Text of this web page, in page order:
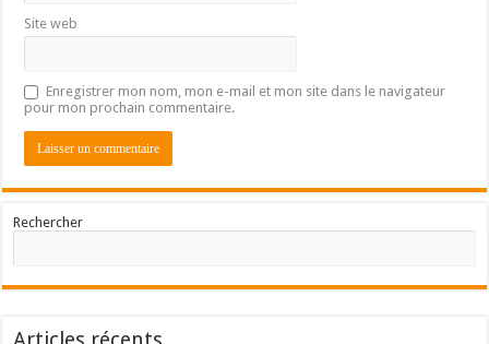
Site web
Enregistrer mon nom, mon e-mail et mon site dans le navigateur
pour mon prochain commentaire.
Rechercher